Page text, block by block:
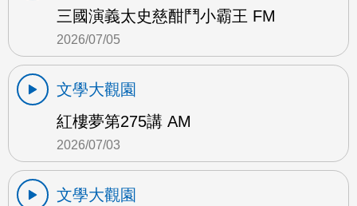
三國演義太史慈酣鬥小霸王 FM
2026/07/05
文學大觀園
紅樓夢第275講 AM
2026/07/03
文學大觀園